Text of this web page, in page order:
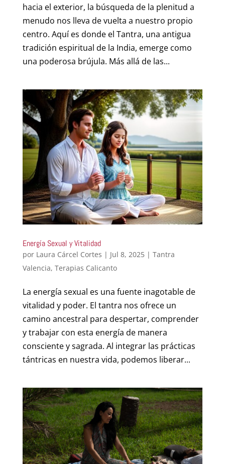
hacia el exterior, la búsqueda de la plenitud a
menudo nos lleva de vuelta a nuestro propio
centro. Aquí es donde el Tantra, una antigua
tradición espiritual de la India, emerge como
una poderosa brújula. Más allá de las...
Energía Sexual y Vitalidad
por Laura Cárcel Cortes | Jul 8, 2025| Tantra
Valencia, Terapias Calicanto
La energía sexual es una fuente inagotable de
vitalidad y poder. El tantra nos ofrece un
camino ancestral para despertar, comprender
y trabajar con esta energía de manera
consciente y sagrada. Al integrar las prácticas
tántricas en nuestra vida, podemos liberar...